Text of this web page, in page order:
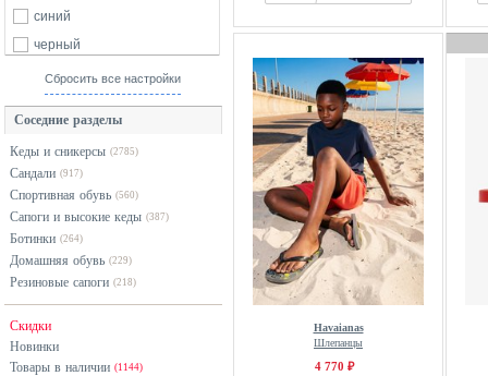
синий
черный
Сбросить все настройки
Соседние разделы
Кеды и сникерсы (2785)
Сандали (917)
Спортивная обувь (560)
Сапоги и высокие кеды (387)
Ботинки (264)
Домашняя обувь (229)
Резиновые сапоги (218)
Скидки
Новинки
Товары в наличии (1144)
Havaianas
Шлепанцы
4 770 ₽